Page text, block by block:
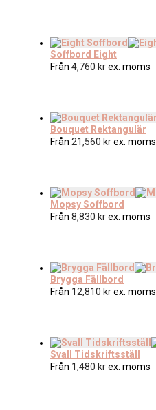
Soffbord Eight
Från 4,760 krex. moms
Bouquet Rektangulär
Från 21,560 krex. moms
Mopsy Soffbord
Från 8,830 krex. moms
Brygga Fällbord
Från 12,810 krex. moms
Svall Tidskriftsställ
Från 1,480 krex. moms